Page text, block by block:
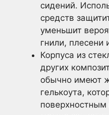
сидений.
средств
уменьшит
гнили, плесени
Корпуса из
других
обычно имеют
гелькоута,